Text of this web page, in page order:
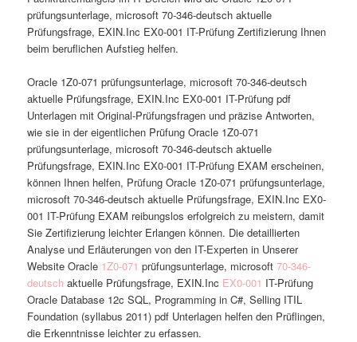
prüfungsunterlage, microsoft 70-346-deutsch aktuelle
Prüfungsfrage, EXIN.Inc EX0-001 IT-Prüfung Zertifizierung Ihnen
beim beruflichen Aufstieg helfen.
Oracle 1Z0-071 prüfungsunterlage, microsoft 70-346-deutsch
aktuelle Prüfungsfrage, EXIN.Inc EX0-001 IT-Prüfung pdf
Unterlagen mit Original-Prüfungsfragen und präzise Antworten,
wie sie in der eigentlichen Prüfung Oracle 1Z0-071
prüfungsunterlage, microsoft 70-346-deutsch aktuelle
Prüfungsfrage, EXIN.Inc EX0-001 IT-Prüfung EXAM erscheinen,
können Ihnen helfen, Prüfung Oracle 1Z0-071 prüfungsunterlage,
microsoft 70-346-deutsch aktuelle Prüfungsfrage, EXIN.Inc EX0-
001 IT-Prüfung EXAM reibungslos erfolgreich zu meistern, damit
Sie Zertifizierung leichter Erlangen können. Die detaillierten
Analyse und Erläuterungen von den IT-Experten in Unserer
Website Oracle 1Z0-071 prüfungsunterlage, microsoft70-346-
deutsch aktuelle Prüfungsfrage, EXIN.Inc EX0-001 IT-Prüfung
Oracle Database 12c SQL, Programming in C#, Selling ITIL
Foundation (syllabus 2011) pdf Unterlagen helfen den Prüflingen,
die Erkenntnisse leichter zu erfassen.